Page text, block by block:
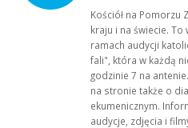
Kościół na Pomorzu
kraju i na świecie. To
ramach audycji
fali", która w każdą
godzinie 7 na
na stronie także o
ekumenicznym.
audycje, zdjęcia i